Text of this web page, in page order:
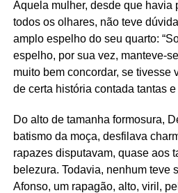
Aquela mulher, desde que havia
todos os olhares, não teve
amplo espelho do seu quarto:
espelho, por sua vez, manteve-
muito bem concordar, se tivesse
de certa história contada tantas
Do alto de tamanha formosura,
batismo da moça, desfilava
rapazes disputavam, quase aos
belezura. Todavia, nenhum teve
Afonso, um rapagão, alto, viril,